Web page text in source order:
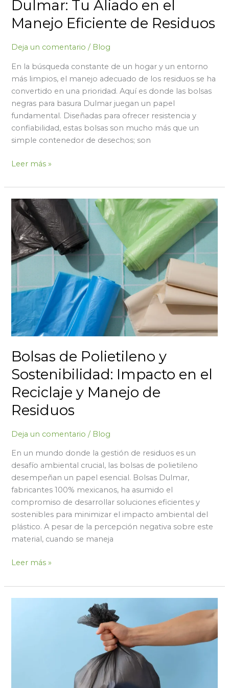
Dulmar: Tu Aliado en el
Manejo Eficiente de Residuos
Deja un comentario / Blog
En la búsqueda constante de un hogar y un entorno
más limpios, el manejo adecuado de los residuos se ha
convertido en una prioridad. Aquí es donde las bolsas
negras para basura Dulmar juegan un papel
fundamental. Diseñadas para ofrecer resistencia y
confiabilidad, estas bolsas son mucho más que un
simple contenedor de desechos; son
Leer más »
Bolsas de Polietileno y
Sostenibilidad: Impacto en el
Reciclaje y Manejo de
Residuos
Deja un comentario / Blog
En un mundo donde la gestión de residuos es un
desafío ambiental crucial, las bolsas de polietileno
desempeñan un papel esencial. Bolsas Dulmar,
fabricantes 100% mexicanos, ha asumido el
compromiso de desarrollar soluciones eficientes y
sostenibles para minimizar el impacto ambiental del
plástico. A pesar de la percepción negativa sobre este
material, cuando se maneja
Bolsas
de
Polietileno
y
Sostenibilidad:
Impacto
en
el
y
Manejo
de
Residuos
Leer más »